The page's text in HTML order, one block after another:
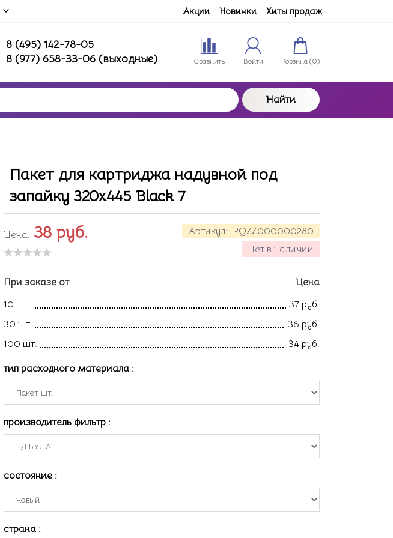
Акции Новинки Хиты продаж
8 (495) 142-78-05
8 (977) 658-33-06 (выходные)
Сравнить Войти Корзина (0)
Найти
Пакет для картриджа надувной под
запайку 320х445 Black 7
Артикул: PQZZ000000280
Нет в наличии
Цена: 38 руб.
При заказе от
Цена
10 шт.
37 руб.
30 шт.
36 руб.
100 шт.
34 руб.
тип расходного материала :
производитель фильтр :
состояние :
страна :